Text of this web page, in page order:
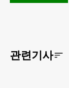
관련기사